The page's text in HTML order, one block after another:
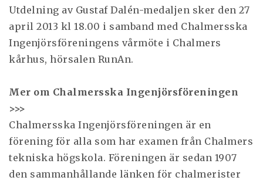
Utdelning av Gustaf Dalén-medaljen sker den 27
april 2013 kl 18.00 i samband med Chalmersska
Ingenjörsföreningens vårmöte i Chalmers
kårhus, hörsalen RunAn.
Mer om Chalmersska Ingenjörsföreningen
>>>
Chalmersska Ingenjörsföreningen är en
förening för alla som har examen från Chalmers
tekniska högskola. Föreningen är sedan 1907
den sammanhållande länken för chalmerister